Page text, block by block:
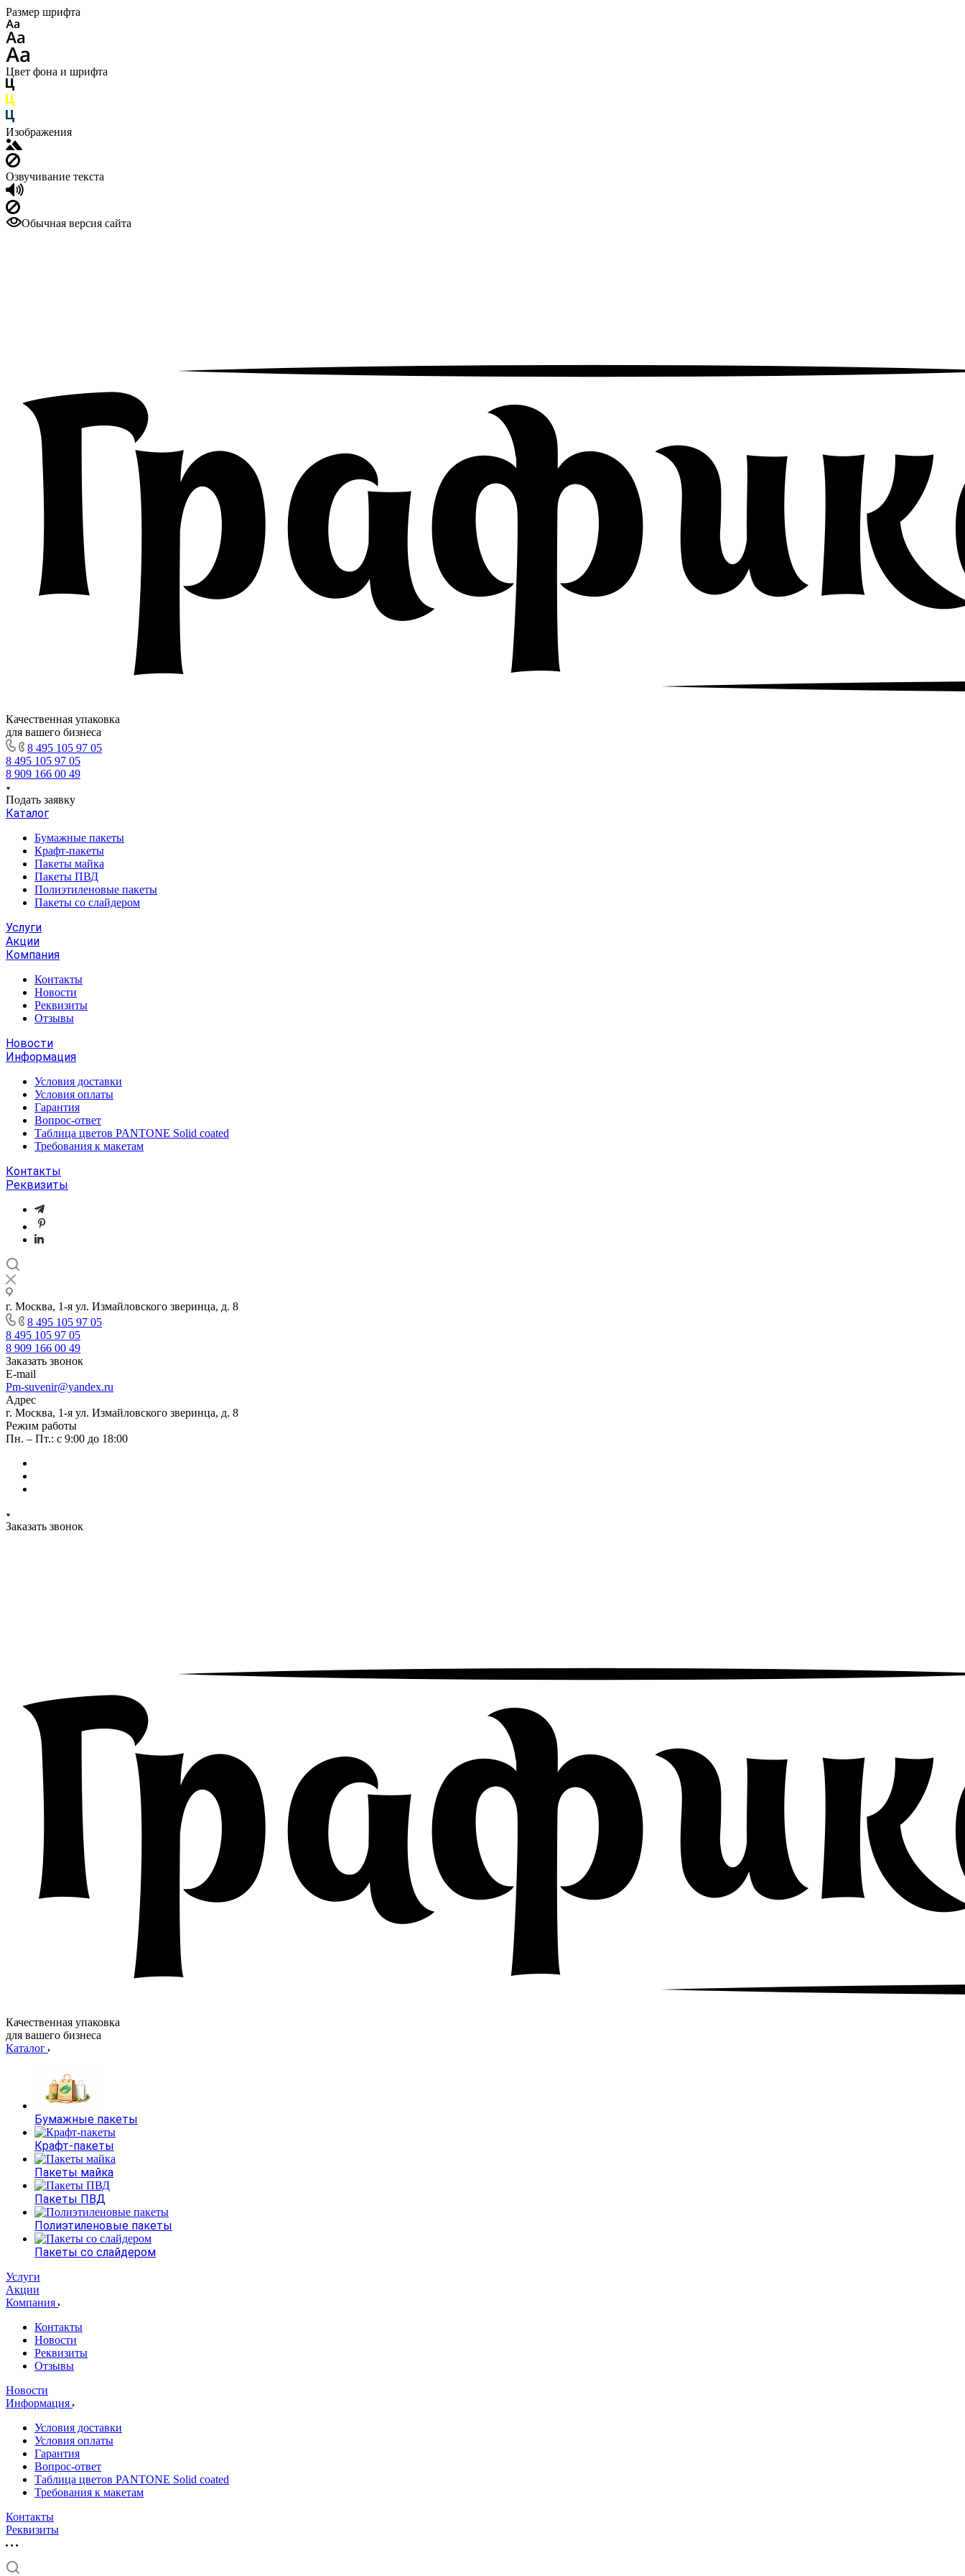
Размер шрифта
Цвет фона и шрифта
Изображения
Озвучивание текста
Обычная версия сайта
Качественная упаковка
для вашего бизнеса
8 495 105 97 05
8 495 105 97 05
8 909 166 00 49
Подать заявку
Каталог
Бумажные пакеты
Крафт-пакеты
Пакеты майка
Пакеты ПВД
Полиэтиленовые пакеты
Пакеты со слайдером
Услуги
Акции
Компания
Контакты
Новости
Реквизиты
Отзывы
Новости
Информация
Условия доставки
Условия оплаты
Гарантия
Вопрос-ответ
Таблица цветов PANTONE Solid coated
Требования к макетам
Контакты
Реквизиты
г. Москва, 1-я ул. Измайловского зверинца, д. 8
8 495 105 97 05
8 495 105 97 05
8 909 166 00 49
Заказать звонок
E-mail
Pm-suvenir@yandex.ru
Адрес
г. Москва, 1-я ул. Измайловского зверинца, д. 8
Режим работы
Пн. – Пт.: с 9:00 до 18:00
Заказать звонок
Качественная упаковка
для вашего бизнеса
Каталог
Бумажные пакеты
Крафт-пакеты
Пакеты майка
Пакеты ПВД
Полиэтиленовые пакеты
Пакеты со слайдером
Услуги
Акции
Компания
Контакты
Новости
Реквизиты
Отзывы
Новости
Информация
Условия доставки
Условия оплаты
Гарантия
Вопрос-ответ
Таблица цветов PANTONE Solid coated
Требования к макетам
Контакты
Реквизиты